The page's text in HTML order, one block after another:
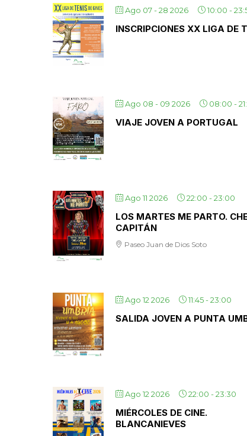
Ago 07 - 28 2026 10:00 -
INSCRIPCIONES XX LIGA DE
Ago 08 - 09 2026 08:00 -
VIAJE JOVEN A PORTUGAL
Ago 11 2026 22:00 -23:00
LOS MARTES ME PARTO.
CAPITÁN
Paseo Juan de Dios Soto
Ago 12 2026 11:45-23:00
SALIDA JOVEN A PUNTA
Ago 12 2026 22:00 -23:30
MIÉRCOLES DE CINE.
BLANCANIEVES